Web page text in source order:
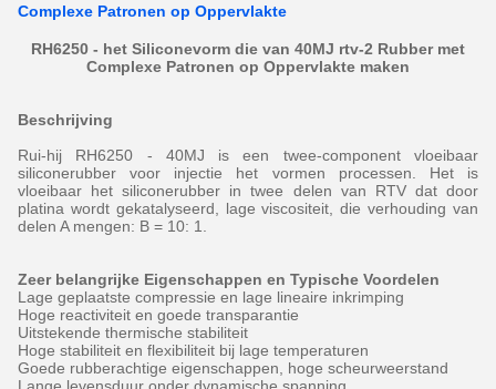
Complexe Patronen op Oppervlakte
RH6250 - het Siliconevorm die van 40MJ rtv-2 Rubber met
Complexe Patronen op Oppervlakte maken
Beschrijving
Rui-hij RH6250 - 40MJ is een twee-component vloeibaar
siliconerubber voor injectie het vormen processen. Het is
vloeibaar het siliconerubber in twee delen van RTV dat door
platina wordt gekatalyseerd, lage viscositeit, die verhouding van
delen A mengen: B = 10: 1.
Zeer belangrijke Eigenschappen en Typische Voordelen
Lage geplaatste compressie en lage lineaire inkrimping
Hoge reactiviteit en goede transparantie
Uitstekende thermische stabiliteit
Hoge stabiliteit en flexibiliteit bij lage temperaturen
Goede rubberachtige eigenschappen, hoge scheurweerstand